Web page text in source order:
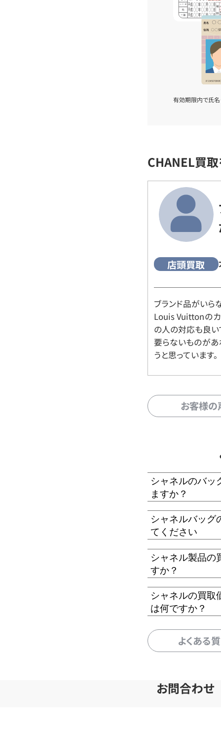
有効期限内で氏名
CHANEL買
店頭買取
ブランド品がいら
Louis Vuittonの
の人の対応も良い
要らないものがあ
うと思っています。
お客様
シャネルのバッ
ますか？
シャネルバッグ
てください
シャネル製品の
すか？
シャネルの買取
は何ですか？
よくある
お問合わせ